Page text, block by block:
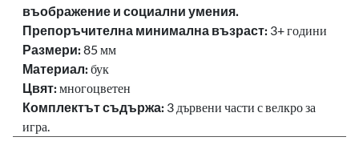
въображение и социални умения.
Препоръчителна минимална възраст: 3+ години
Размери: 85 мм
Материал: бук
Цвят: многоцветен
Комплектът съдържа: 3 дървени части с велкро за
игра.